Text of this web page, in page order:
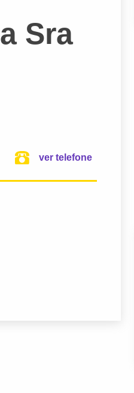
Sra
ver telefone